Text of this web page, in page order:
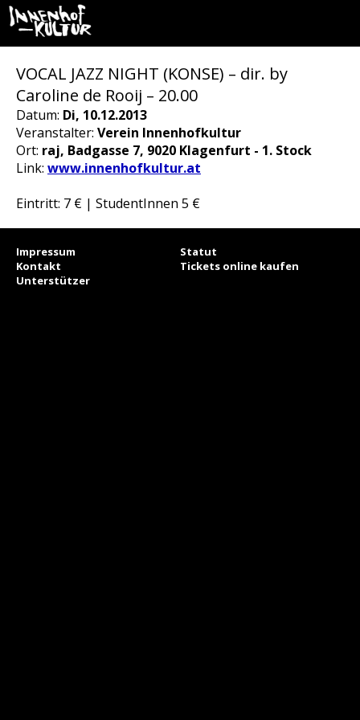
VOCAL JAZZ NIGHT (KONSE) – dir. by
Caroline de Rooij – 20.00
Datum: Di, 10.12.2013
Veranstalter: Verein Innenhofkultur
Ort: raj, Badgasse 7, 9020 Klagenfurt - 1. Stock
Link: www.innenhofkultur.at
Eintritt: 7 € | StudentInnen 5 €
Impressum
Statut
Kontakt
Tickets online kaufen
Unterstützer